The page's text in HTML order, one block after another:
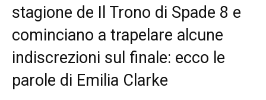
stagione de Il Trono di Spade 8 e
cominciano a trapelare alcune
indiscrezioni sul finale: ecco le
parole di Emilia Clarke